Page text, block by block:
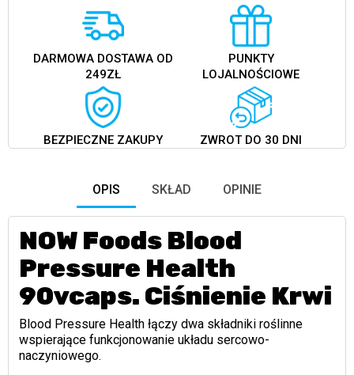
DARMOWA DOSTAWA OD
249ZŁ
PUNKTY
LOJALNOŚCIOWE
BEZPIECZNE ZAKUPY ZWROT DO 30 DNI
OPIS SKŁAD OPINIE
NOW Foods Blood
Pressure Health
90vcaps. Ciśnienie Krwi
Blood Pressure Health łączy dwa składniki roślinne
wspierające funkcjonowanie układu sercowo-
naczyniowego.